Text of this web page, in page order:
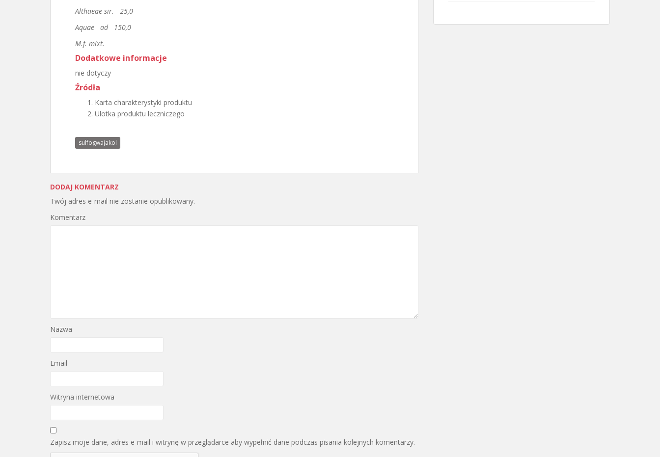
Althaeae sir. 25,0
Aquae ad 150,0
M.f. mixt.
Dodatkowe informacje
nie dotyczy
Źródła
Karta charakterystyki produktu
Ulotka produktu leczniczego
sulfogwajakol
DODAJ KOMENTARZ
Twój adres e-mail nie zostanie opublikowany.
Komentarz
Nazwa
Email
Witryna internetowa
Zapisz moje dane, adres e-mail i witrynę w przeglądarce aby wypełnić dane podczas pisania kolejnych komentarzy.